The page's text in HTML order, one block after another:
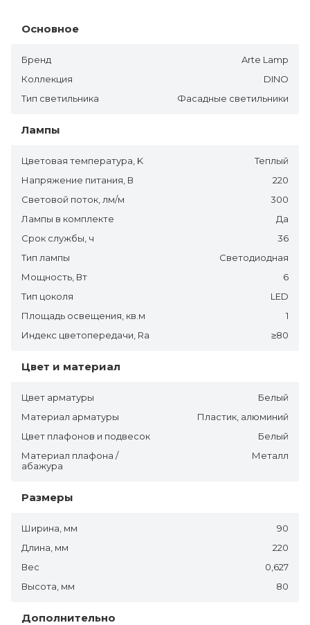
Основное
Бренд
Arte Lamp
Коллекция
DINO
Тип светильника
Фасадные светильники
Лампы
Цветовая температура, K
Теплый
Напряжение питания, В
220
Световой поток, лм/м
300
Лампы в комплекте
Да
Срок службы, ч
36
Тип лампы
Светодиодная
Мощность, Вт
6
Тип цоколя
LED
Площадь освещения, кв.м
1
Индекс цветопередачи, Ra
≥80
Цвет и материал
Цвет арматуры
Белый
Материал арматуры
Пластик, алюминий
Цвет плафонов и подвесок
Белый
Материал плафона /
абажура
Металл
Размеры
Ширина, мм
90
Длина, мм
220
Вес
0,627
Высота, мм
80
Дополнительно